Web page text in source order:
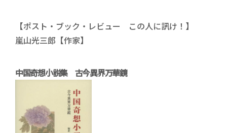
【ポスト・ブック・レビュー この人に訊け！】
嵐山光三郎【作家】
中国奇想小説集 古今異界万華鏡